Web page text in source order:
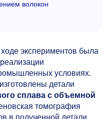
волокон
экспериментов была
условиях.
детали
сплава с объемной
томография
в полученной детали